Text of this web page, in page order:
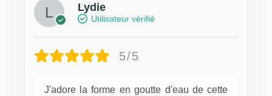
Lydie
Utilisateur vérifié
5/5
J'adore la forme en goutte d'eau de cette